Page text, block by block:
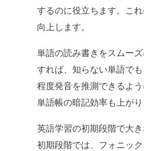
するのに役立ちます。こ
向上します。
単語の読み書きをスムー
すれば、知らない単語で
程度発音を推測できるよ
単語帳の暗記効率も上がり
英語学習の初期段階で大
初期段階では、フォニッ